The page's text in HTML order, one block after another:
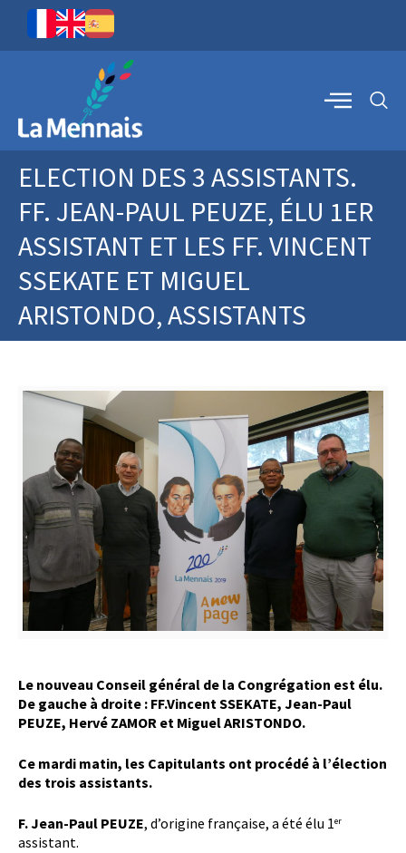
ELECTION DES 3 ASSISTANTS.
FF. JEAN-PAUL PEUZE, ÉLU 1ER
ASSISTANT ET LES FF. VINCENT
SSEKATE ET MIGUEL
ARISTONDO, ASSISTANTS
Le nouveau Conseil général de la Congrégation est élu.
De gauche à droite : FF.Vincent SSEKATE, Jean-Paul
PEUZE, Hervé ZAMOR et Miguel ARISTONDO.
Ce mardi matin, les Capitulants ont procédé à l’élection
des trois assistants.
F. Jean-Paul PEUZE, d’origine française, a été élu 1er
assistant.